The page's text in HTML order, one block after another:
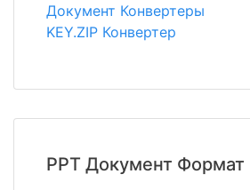
Документ Конвертеры
KEY.ZIP Конвертер
PPT Документ Формат